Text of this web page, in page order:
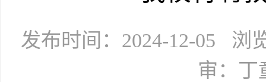
发布时间：2024-12-05 浏
审：